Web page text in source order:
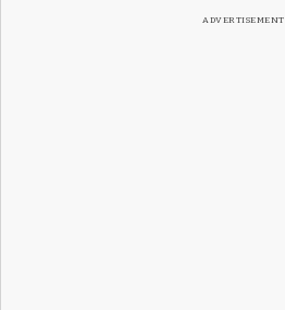
ADVERTISEMENT